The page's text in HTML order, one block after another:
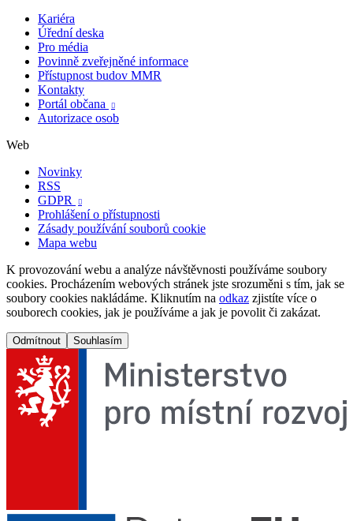
Kariéra
Úřední deska
Pro média
Povinně zveřejněné informace
Přístupnost budov MMR
Kontakty
Portál občana

Autorizace osob
Web
Novinky
RSS
GDPR

Prohlášení o přístupnosti
Zásady používání souborů cookie
Mapa webu
K provozování webu a analýze návštěvnosti používáme soubory
cookies. Procházením webových stránek jste srozuměni s tím, jak se
soubory cookies nakládáme. Kliknutím na odkaz zjistíte více o
souborech cookies, jak je používáme a jak je povolit či zakázat.
Odmítnout Souhlasím